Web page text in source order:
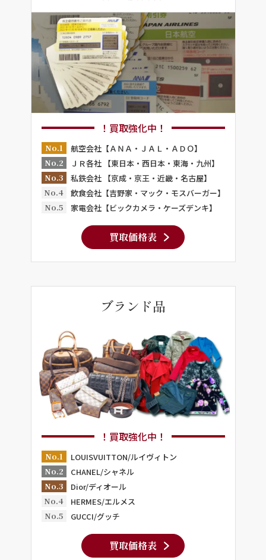
！買取強化中！
No.1
航空会社【ＡＮＡ・ＪＡＬ・ＡＤＯ】
No.2
ＪＲ各社 【東日本・西日本・東海・九州】
No.3
私鉄会社 【京成・京王・近畿・名古屋】
No.4
飲食会社【吉野家・マック・モスバーガー】
No.5
家電会社【ビックカメラ・ケーズデンキ】
買取価格表
ブランド品
！買取強化中！
No.1
LOUISVUITTON/ルイヴィトン
No.2
CHANEL/シャネル
No.3
Dior/ディオール
No.4
HERMES/エルメス
No.5
GUCCI/グッチ
買取価格表